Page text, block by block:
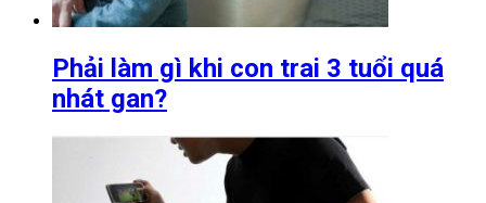
Phải làm gì khi con trai 3 tuổi quá
nhát gan?